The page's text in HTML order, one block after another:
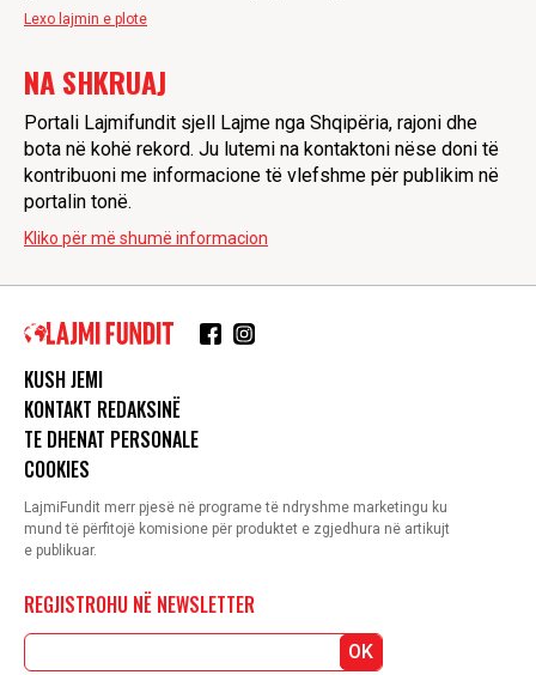
Lexo lajmin e plote
NA SHKRUAJ
Portali Lajmifundit sjell Lajme nga Shqipëria, rajoni dhe
bota në kohë rekord. Ju lutemi na kontaktoni nëse doni të
kontribuoni me informacione të vlefshme për publikim në
portalin tonë.
Kliko për më shumë informacion
KUSH JEMI
KONTAKT REDAKSINË
TE DHENAT PERSONALE
COOKIES
LajmiFundit merr pjesë në programe të ndryshme marketingu ku
mund të përfitojë komisione për produktet e zgjedhura në artikujt
e publikuar.
REGJISTROHU NË NEWSLETTER
OK